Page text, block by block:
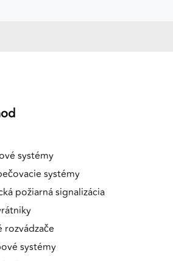
systémy
systémy
požiarná signalizácia
rozvádzače
systémy